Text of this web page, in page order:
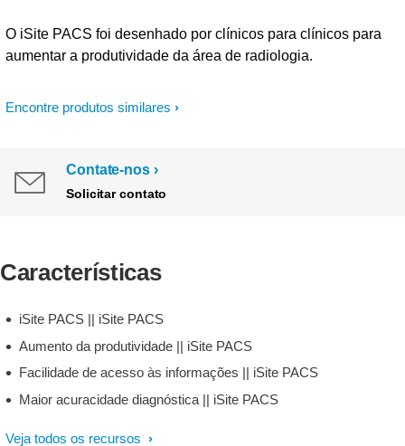
Encontre produtos similares
O iSite PACS foi desenhado por clínicos para clínicos para
aumentar a produtividade da área de radiologia.
Contate-nos
Solicitar contato
Características
iSite PACS || iSite PACS
Aumento da produtividade || iSite PACS
Facilidade de acesso às informações || iSite PACS
Maior acuracidade diagnóstica || iSite PACS
Veja todos os recursos